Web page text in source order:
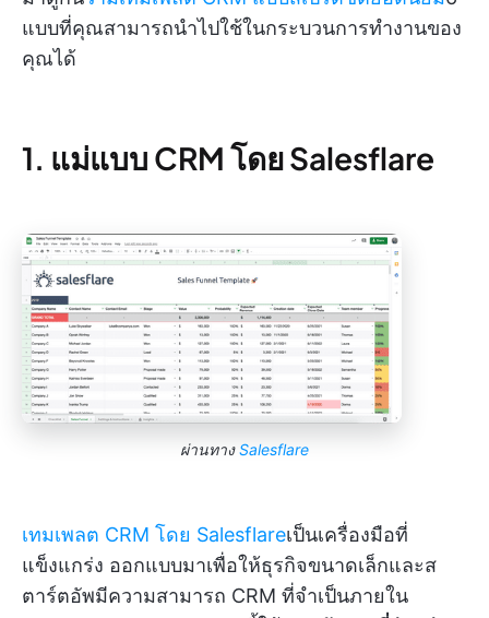
แบบที่คุณสามารถนำไปใช้ในกระบวนการทำงานของ
คุณได้
1. แม่แบบ CRM โดย Salesflare
ผ่านทางSalesflare
เทมเพลต CRM โดย Salesflareเป็นเครื่องมือที่
แข็งแกร่ง ออกแบบมาเพื่อให้ธุรกิจขนาดเล็กและส
ตาร์ตอัพมีความสามารถ CRM ที่จำเป็นภายใน